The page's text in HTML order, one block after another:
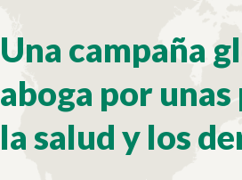
Una campaña
aboga por
la salud y los